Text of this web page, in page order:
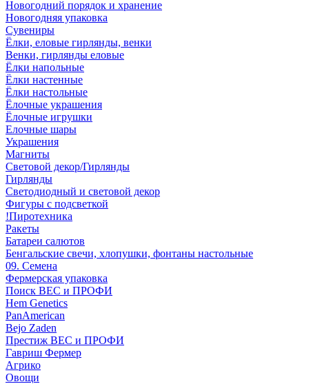
Новогодний порядок и хранение
Новогодняя упаковка
Сувениры
Ёлки, еловые гирлянды, венки
Венки, гирлянды еловые
Ёлки напольные
Ёлки настенные
Ёлки настольные
Ёлочные украшения
Ёлочные игрушки
Елочные шары
Украшения
Магниты
Световой декор/Гирлянды
Гирлянды
Светодиодный и световой декор
Фигуры с подсветкой
!Пиротехника
Ракеты
Батареи салютов
Бенгальские свечи, хлопушки, фонтаны настольные
09. Семена
Фермерская упаковка
Поиск ВЕС и ПРОФИ
Hem Genetics
PanAmerican
Bejo Zaden
Престиж ВЕС и ПРОФИ
Гавриш Фермер
Агрико
Овощи